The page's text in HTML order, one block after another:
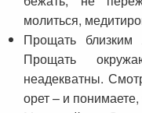
молиться,
Прощать
Прощать
неадекватны.
орет – и